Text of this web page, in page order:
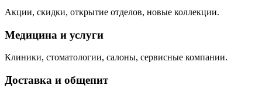
Акции, скидки, открытие отделов, новые коллекции.
Медицина и услуги
Клиники, стоматологии, салоны, сервисные компании.
Доставка и общепит